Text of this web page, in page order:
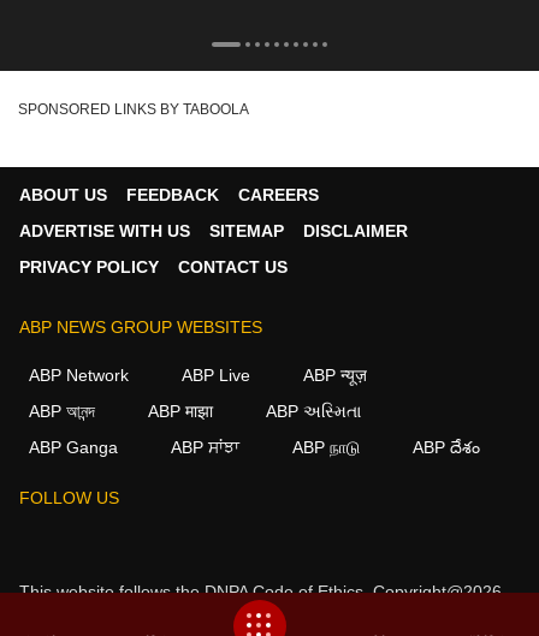
SPONSORED LINKS BY TABOOLA
ABOUT US FEEDBACK
CAREERS
ADVERTISE WITH US
SITEMAP
DISCLAIMER
PRIVACY POLICY
CONTACT US
ABP NEWS GROUP WEBSITES
ABP Network ABP Live
ABP न्यूज़
ABP আনন্দ
ABP माझा
ABP અસ્મિતા
ABP Ganga
ABP ਸਾਂਝਾ ABP நாடு ABP దేశం
FOLLOW US
This website follows theDNPA Code of Ethics.Copyright@2026.